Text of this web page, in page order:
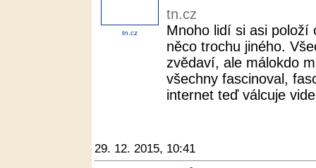
tn.cz
tn.cz
Mnoho lidí si asi položí
něco trochu jiného.
zvědaví, ale málokdo
všechny fascinoval,
internet teď válcuje
29. 12. 2015, 10:41